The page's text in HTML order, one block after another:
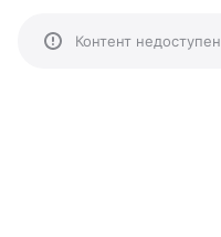
Контент недоступен